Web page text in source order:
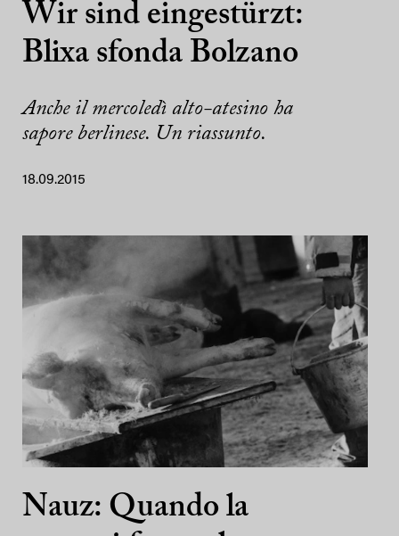
Wir sind eingestürzt:
Blixa sfonda Bolzano
Anche il mercoledì alto-atesino ha
sapore berlinese. Un riassunto.
18.09.2015
Nauz: Quando la